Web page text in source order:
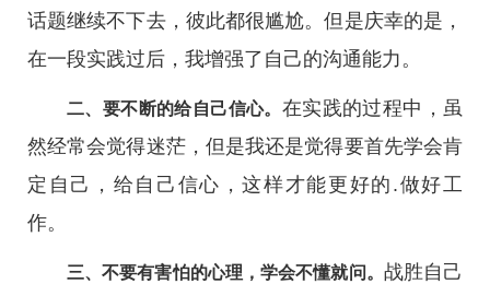
话题继续不下去，彼此都很尴尬。但是庆幸的是，
在一段实践过后，我增强了自己的沟通能力。
二、要不断的给自己信心。 在实践的过程中，虽
然经常会觉得迷茫，但是我还是觉得要首先学会肯
定自己，给自己信心，这样才能更好的.做好工
作。
三、不要有害怕的心理，学会不懂就问。 战胜自己